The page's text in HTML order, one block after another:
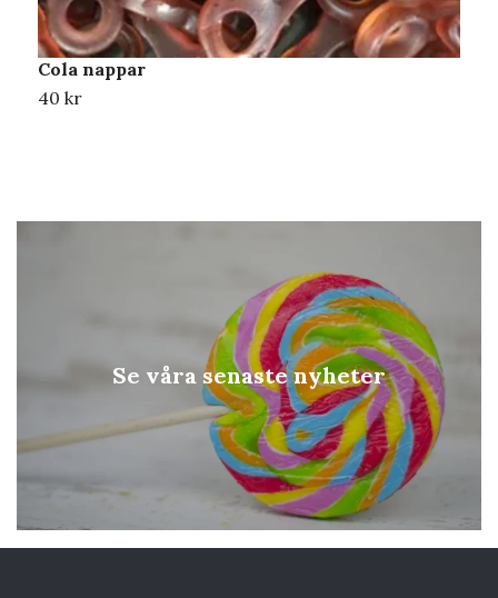
Se våra senaste nyheter
Cola nappar
40 kr